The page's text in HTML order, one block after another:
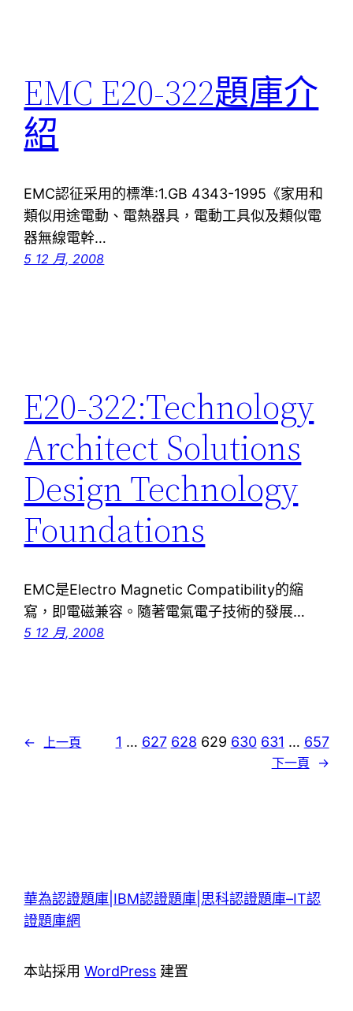
EMC E20-322題庫介
紹
EMC認征采用的標準:1.GB 4343-1995《家用和
類似用途電動、電熱器具，電動工具似及類似電
器無線電幹…
5 12 月, 2008
E20-322:Technology
Architect Solutions
Design Technology
Foundations
EMC是Electro Magnetic Compatibility的縮
寫，即電磁兼容。隨著電氣電子技術的發展…
5 12 月, 2008
← 上一頁 1 … 627 628 629 630 631 … 657
下一頁 →
華為認證題庫|IBM認證題庫|思科認證題庫–IT認
證題庫網
本站採用WordPress 建置